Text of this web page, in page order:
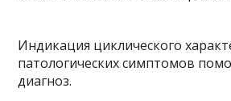
Индикация циклического
патологических симптомов
диагноз.